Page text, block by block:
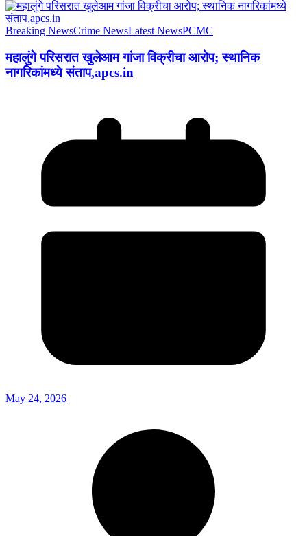
Breaking NewsCrime NewsLatest NewsPCMC
महालुंगे परिसरात खुलेआम गांजा विक्रीचा आरोप; स्थानिक
नागरिकांमध्ये संताप,apcs.in
May 24, 2026